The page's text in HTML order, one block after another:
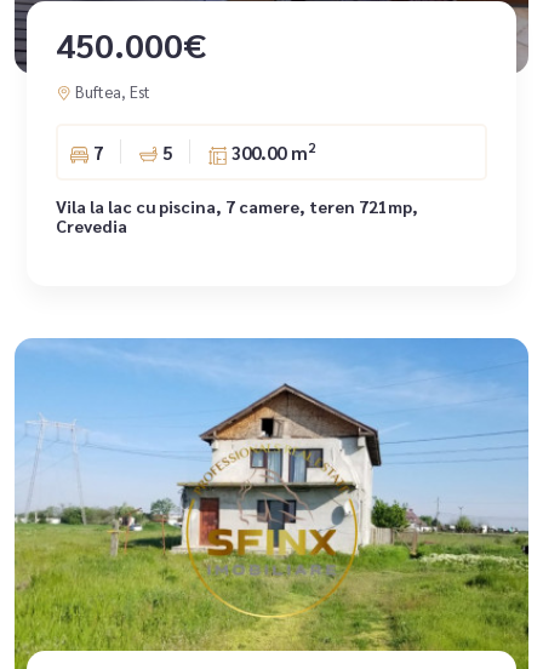
450.000€
Buftea, Est
7 5 300.00 m2
Vila la lac cu piscina, 7 camere, teren 721mp,
Crevedia